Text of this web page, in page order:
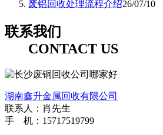
废铝回收处理流程介绍26/07/10
联系我们
CONTACT US
湖南鑫升金属回收有限公司
联系人：肖先生
手 机：15717519799